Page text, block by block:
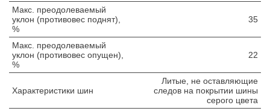
Макс. преодолеваемый
уклон (противовес поднят),
%
35
Макс. преодолеваемый
уклон (противовес опущен),
%
22
Характеристики шин
Литые, не оставляющие
следов на покрытии шины
серого цвета